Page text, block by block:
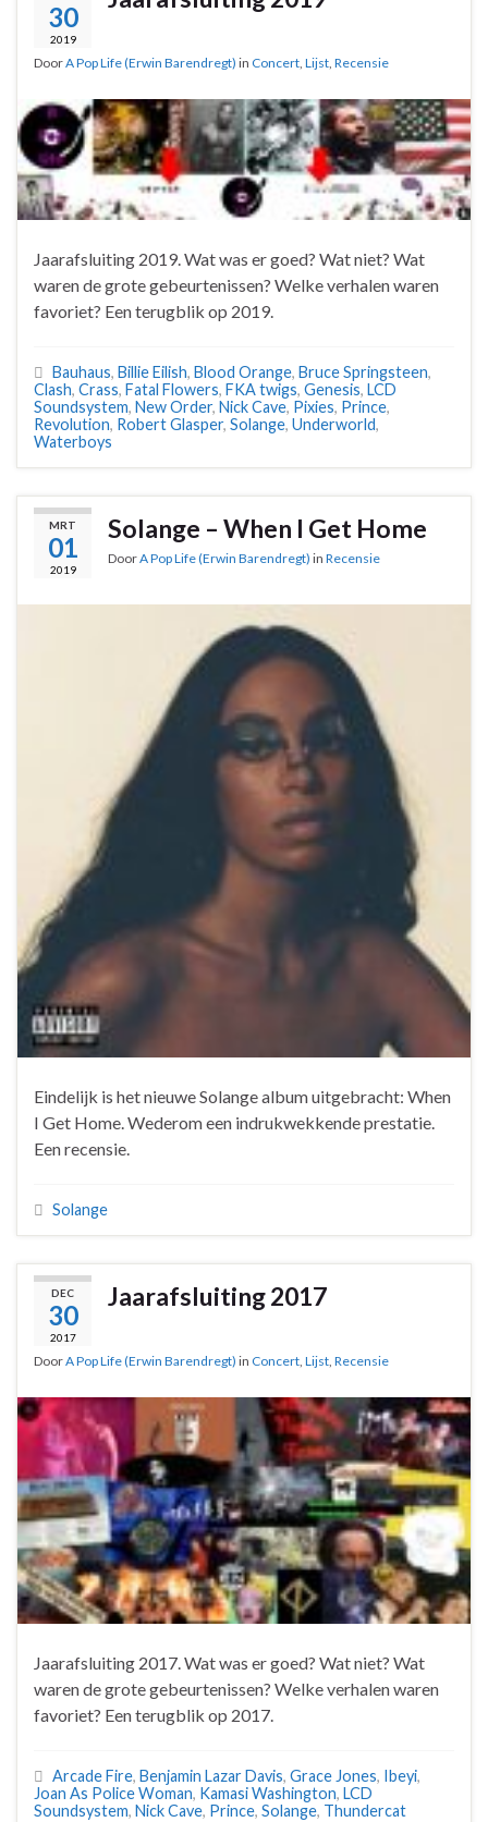
30
2019
DoorA Pop Life (Erwin Barendregt) in Concert, Lijst, Recensie
Jaarafsluiting 2019. Wat was er goed? Wat niet? Wat
waren de grote gebeurtenissen? Welke verhalen waren
favoriet? Een terugblik op 2019.
Bauhaus, Billie Eilish, Blood Orange, Bruce Springsteen,
Clash, Crass, Fatal Flowers, FKA twigs, Genesis, LCD
Soundsystem, New Order, Nick Cave, Pixies, Prince,
Revolution, Robert Glasper, Solange, Underworld,
Waterboys
MRT
01
2019
Solange – When I Get Home
DoorA Pop Life (Erwin Barendregt) in Recensie
Eindelijk is het nieuwe Solange album uitgebracht: When
I Get Home. Wederom een indrukwekkende prestatie.
Een recensie.
Solange
DEC
30
2017
Jaarafsluiting 2017
DoorA Pop Life (Erwin Barendregt) in Concert, Lijst, Recensie
Jaarafsluiting 2017. Wat was er goed? Wat niet? Wat
waren de grote gebeurtenissen? Welke verhalen waren
favoriet? Een terugblik op 2017.
Arcade Fire, Benjamin Lazar Davis, Grace Jones, Ibeyi,
Joan As Police Woman, Kamasi Washington, LCD
Soundsystem, Nick Cave, Prince, Solange, Thundercat